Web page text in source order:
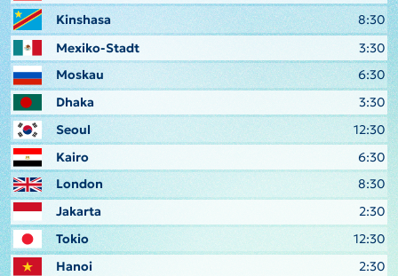
Kinshasa
8:30
Mexiko-Stadt
3:30
Moskau
6:30
Dhaka
3:30
Seoul
12:30
Kairo
6:30
London
8:30
Jakarta
2:30
Tokio
12:30
Hanoi
2:30